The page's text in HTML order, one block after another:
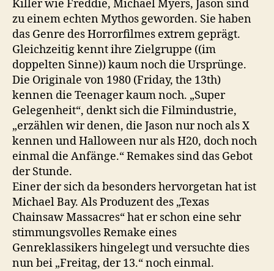
der
12.
Killer wie Freddie, Michael Myers, Jason sind
zu einem echten Mythos geworden. Sie haben
das Genre des Horrorfilmes extrem geprägt.
Gleichzeitig kennt ihre Zielgruppe ((im
doppelten Sinne)) kaum noch die Ursprünge.
Die Originale von 1980 (Friday, the 13th)
kennen die Teenager kaum noch. „Super
Gelegenheit“, denkt sich die Filmindustrie,
„erzählen wir denen, die Jason nur noch als X
kennen und Halloween nur als H20, doch noch
einmal die Anfänge.“ Remakes sind das Gebot
der Stunde.
Einer der sich da besonders hervorgetan hat ist
Michael Bay. Als Produzent des „Texas
Chainsaw Massacres“ hat er schon eine sehr
stimmungsvolles Remake eines
Genreklassikers hingelegt und versuchte dies
nun bei „Freitag, der 13.“ noch einmal.